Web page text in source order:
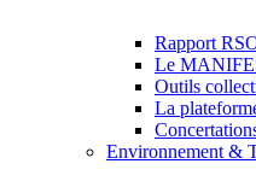
Rapport
Le
Outils
La
Environnement &